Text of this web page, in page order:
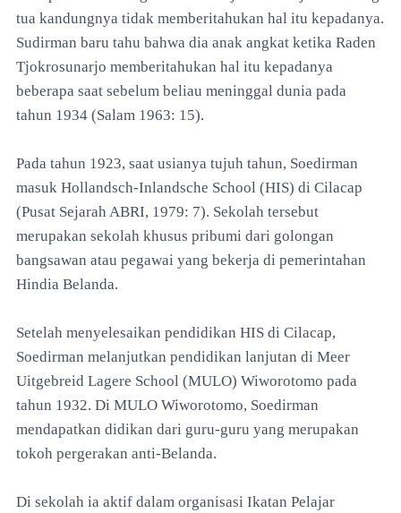
tua kandungnya tidak memberitahukan hal itu kepadanya.
Sudirman baru tahu bahwa dia anak angkat ketika Raden
Tjokrosunarjo memberitahukan hal itu kepadanya
beberapa saat sebelum beliau meninggal dunia pada
tahun 1934 (Salam 1963: 15).
Pada tahun 1923, saat usianya tujuh tahun, Soedirman
masuk Hollandsch-Inlandsche School (HIS) di Cilacap
(Pusat Sejarah ABRI, 1979: 7). Sekolah tersebut
merupakan sekolah khusus pribumi dari golongan
bangsawan atau pegawai yang bekerja di pemerintahan
Hindia Belanda.
Setelah menyelesaikan pendidikan HIS di Cilacap,
Soedirman melanjutkan pendidikan lanjutan di Meer
Uitgebreid Lagere School (MULO) Wiworotomo pada
tahun 1932. Di MULO Wiworotomo, Soedirman
mendapatkan didikan dari guru-guru yang merupakan
tokoh pergerakan anti-Belanda.
Di sekolah ia aktif dalam organisasi Ikatan Pelajar